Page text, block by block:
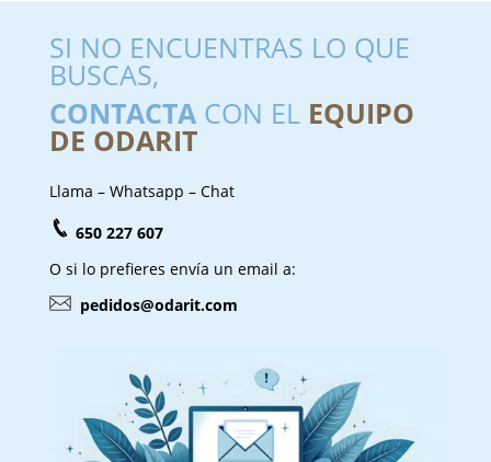
SI NO ENCUENTRAS LO QUE
BUSCAS,
CONTACTACON EL EQUIPO
DE ODARIT
Llama – Whatsapp – Chat
650 227 607
O si lo prefieres envía un email a:
pedidos@odarit.com